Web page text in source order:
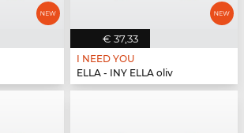
€ 37,33
I NEED YOU
ELLA - INY ELLA oliv